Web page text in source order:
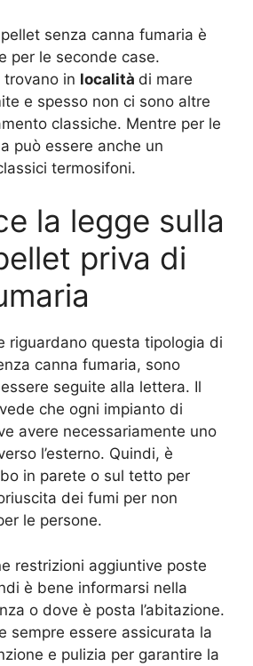
senza canna fumaria è
per le seconde case.
in località di mare
e spesso non ci sono altre
classiche. Mentre per le
può essere anche un
termosifoni.
la legge sulla
priva di
riguardano questa tipologia di
canna fumaria, sono
seguite alla lettera. Il
che ogni impianto di
avere necessariamente uno
l’esterno. Quindi, è
in parete o sul tetto per
dei fumi per non
le persone.
restrizioni aggiuntive poste
è bene informarsi nella
o dove è posta l’abitazione.
sempre essere assicurata la
e pulizia per garantire la